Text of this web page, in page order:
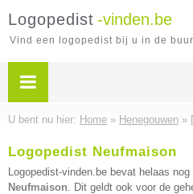
Logopedist -vinden.be
Vind een logopedist bij u in de
U bent nu hier: Home » Henegouwen »
Logopedist Neufmaison
Logopedist-vinden.be bevat helaas nog
Neufmaison. Dit geldt ook voor de